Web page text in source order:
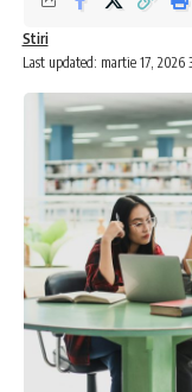
Last updated: martie 17, 2026
Stiri